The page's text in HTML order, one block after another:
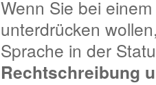
Wenn Sie bei
unterdrücken
Sprache in der
Rechtschreibung